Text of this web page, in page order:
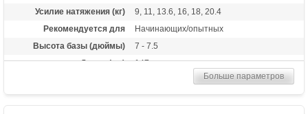
Усилие натяжения (кг)
9, 11, 13.6, 16, 18, 20.4
Рекомендуется для
Начинающих/опытных
Высота базы (дюймы)
7 - 7.5
Длина (см)
147
полочка, чехол, тетива
Материалы изделия
клен
Больше параметров